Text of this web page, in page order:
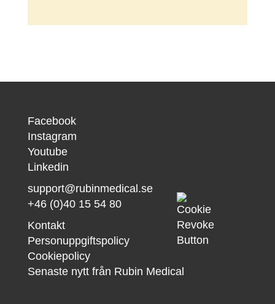
Facebook
Instagram
Youtube
Linkedin
support@rubinmedical.se
+46 (0)40 15 54 80
Kontakt
Personuppgiftspolicy
Cookiepolicy
Senaste nytt från Rubin Medical